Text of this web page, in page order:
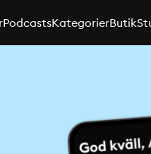
PodcastsKategorierButik